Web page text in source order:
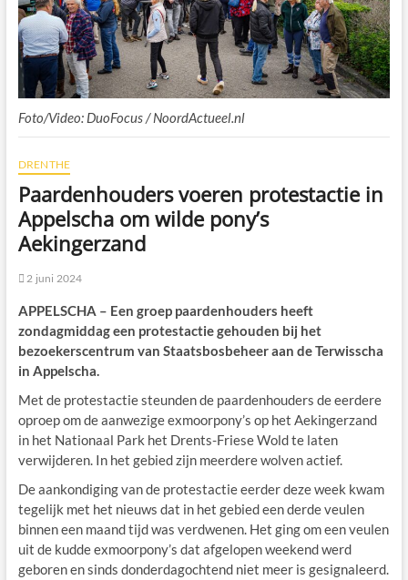
Foto/Video: DuoFocus / NoordActueel.nl
DRENTHE
Paardenhouders voeren protestactie in
Appelscha om wilde pony’s
Aekingerzand
2 juni 2024
APPELSCHA – Een groep paardenhouders heeft
zondagmiddag een protestactie gehouden bij het
bezoekerscentrum van Staatsbosbeheer aan de Terwisscha
in Appelscha.
Met de protestactie steunden de paardenhouders de eerdere
oproep om de aanwezige exmoorpony’s op het Aekingerzand
in het Nationaal Park het Drents-Friese Wold te laten
verwijderen. In het gebied zijn meerdere wolven actief.
De aankondiging van de protestactie eerder deze week kwam
tegelijk met het nieuws dat in het gebied een derde veulen
binnen een maand tijd was verdwenen. Het ging om een veulen
uit de kudde exmoorpony’s dat afgelopen weekend werd
geboren en sinds donderdagochtend niet meer is gesignaleerd.